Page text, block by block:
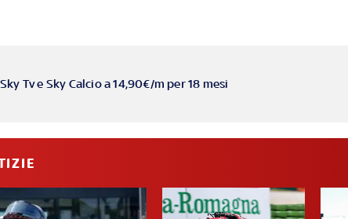
Tv e Sky Calcio a 14,90€/m per 18 mesi